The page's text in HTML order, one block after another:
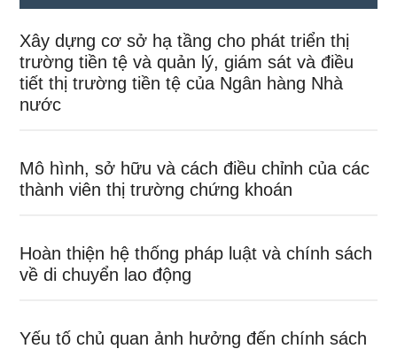
Xây dựng cơ sở hạ tầng cho phát triển thị
trường tiền tệ và quản lý, giám sát và điều
tiết thị trường tiền tệ của Ngân hàng Nhà
nước
Mô hình, sở hữu và cách điều chỉnh của các
thành viên thị trường chứng khoán
Hoàn thiện hệ thống pháp luật và chính sách
về di chuyển lao động
Yếu tố chủ quan ảnh hưởng đến chính sách